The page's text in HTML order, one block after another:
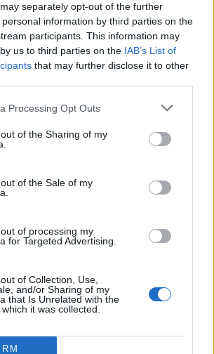
separately opt-out of the further
information by third parties on the
participants. This information may
us to third parties on the IAB’s List of
that may further disclose it to other
Processing Opt Outs
of the Sharing of my
of the Sale of my
of processing my
for Targeted Advertising.
of Collection, Use,
and/or Sharing of my
that Is Unrelated with the
it was collected.
την πρόεδρο τηςΕυρωπαϊκής
φον ντερ Λάιενείχε το
Κυριάκος Μητσοτάκης,
συμβολή στην παροχή
και την επιτάχυνση της
ολοκλήρωση των έργων
ασφάλεια του υπάρχοντος
την επέκτασή του. Σε σχετική
ανέφερε ότι
να κινητοποιήσουμε
πόρο
Ευρωπαϊκής Επιτροπής, όπως
σε ανάρτησή της, δεσμεύθηκε
«θα παράσχουν κάθε δυνατή
ώστε να μπορέσει η Ελλάδα